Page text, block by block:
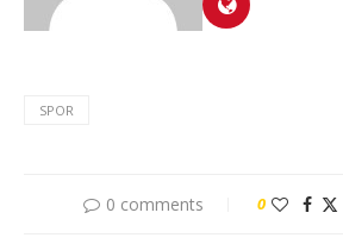
SPOR
0 comments 0